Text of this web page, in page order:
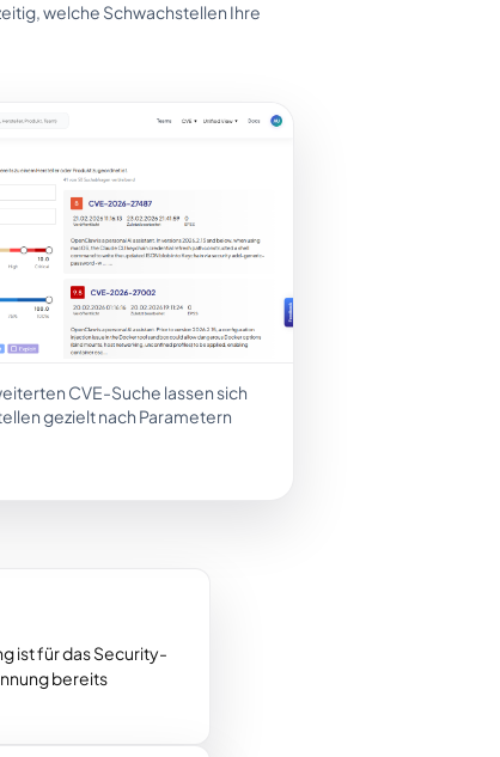
welche Schwachstellen Ihre
CVE-Suche lassen sich
gezielt nach Parametern
ist für das Security-
bereits